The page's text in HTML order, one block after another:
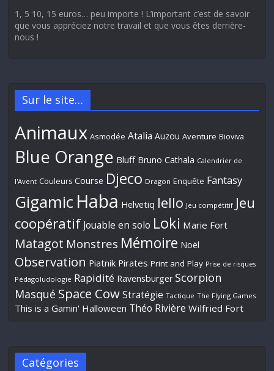
1, 5 10, 15 euros… peu importe ! L’important c’est de savoir
que vous appréciez notre travail et que vous êtes derrière-
nous !
Sur le site…
Animaux Asmodée Atalia Auzou Aventure Bioviva
Blue Orange Bluff Bruno Cathala Calendrier de
l'Avent Couleurs Course Djeco Dragon Enquête Fantasy
Gigamic Haba Helvetiq Iello Jeu compétitif Jeu
coopératif Jouable en solo Loki Marie Fort
Matagot Monstres Mémoire Noël
Observation Piatnik Pirates Print and Play Prise de risques
Pédagoludologie Rapidité Ravensburger Scorpion
Masqué Space Cow Stratégie Tactique The Flying Games
This is a Gamin' Halloween Théo Rivière Wilfried Fort
Catégories